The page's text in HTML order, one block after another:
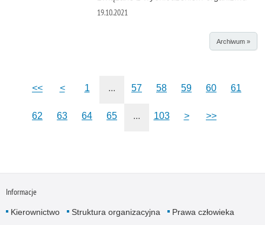
19.10.2021
Archiwum »
<< < 1 ... 57 58 59 60 61
62 63 64 65 ... 103 > >>
Informacje
Kierownictwo Struktura organizacyjna Prawa człowieka